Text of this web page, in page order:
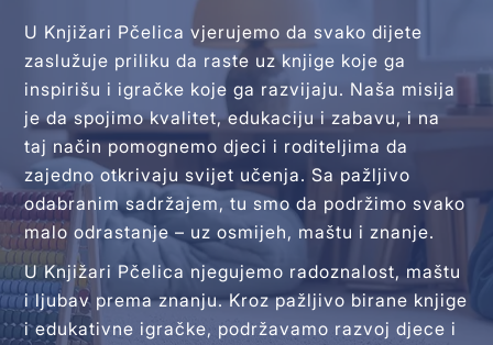
U Knjižari Pčelica vjerujemo da svako dijete
zaslužuje priliku da raste uz knjige koje ga
inspirišu i igračke koje ga razvijaju. Naša misija
je da spojimo kvalitet, edukaciju i zabavu, i na
taj način pomognemo djeci i roditeljima da
zajedno otkrivaju svijet učenja. Sa pažljivo
odabranim sadržajem, tu smo da podržimo svako
malo odrastanje – uz osmijeh, maštu i znanje.
U Knjižari Pčelica njegujemo radoznalost, maštu
i ljubav prema znanju. Kroz pažljivo birane knjige
i edukativne igračke, podržavamo razvoj djece i